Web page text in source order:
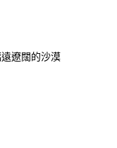
遼闊的沙漠